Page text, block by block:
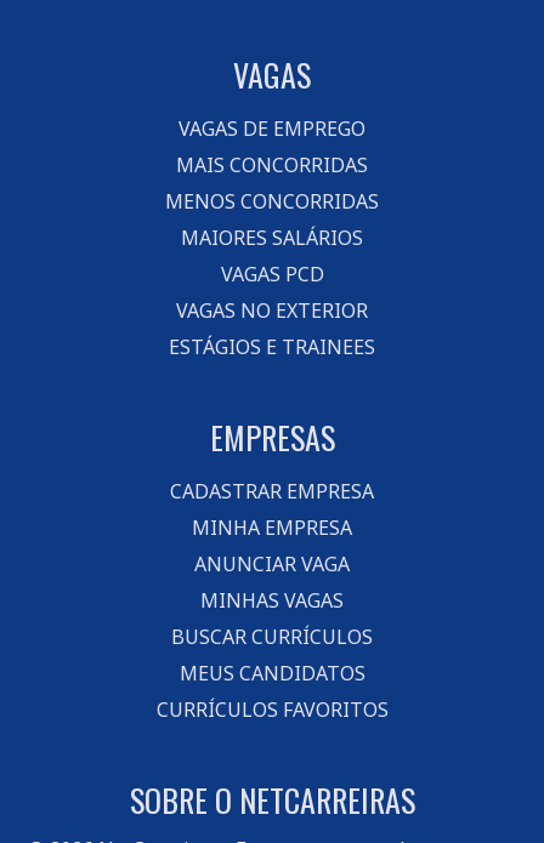
VAGAS
VAGAS DE EMPREGO
MAIS CONCORRIDAS
MENOS CONCORRIDAS
MAIORES SALÁRIOS
VAGAS PCD
VAGAS NO EXTERIOR
ESTÁGIOS E TRAINEES
EMPRESAS
CADASTRAR EMPRESA
MINHA EMPRESA
ANUNCIAR VAGA
MINHAS VAGAS
BUSCAR CURRÍCULOS
MEUS CANDIDATOS
CURRÍCULOS FAVORITOS
SOBRE O NETCARREIRAS